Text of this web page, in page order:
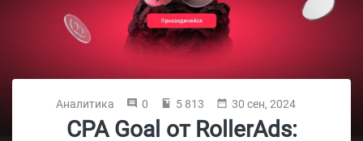
Аналитика 0 5 813 30 сен, 2024
CPA Goal от RollerAds: